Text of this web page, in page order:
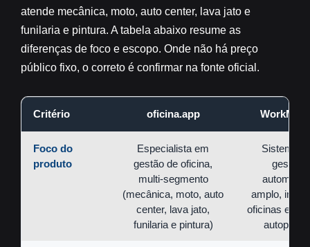
atende mecânica, moto, auto center, lava jato e
funilaria e pintura. A tabela abaixo resume as
diferenças de foco e escopo. Onde não há preço
público fixo, o correto é confirmar na fonte oficial.
Critério oficina.app
Foco do
produto
Especialista em
gestão de oficina,
multi-segmento
(mecânica, moto, auto
center, lava jato,
funilaria e pintura)
Sistema
gestão
amplo,
oficinas e
autopeças